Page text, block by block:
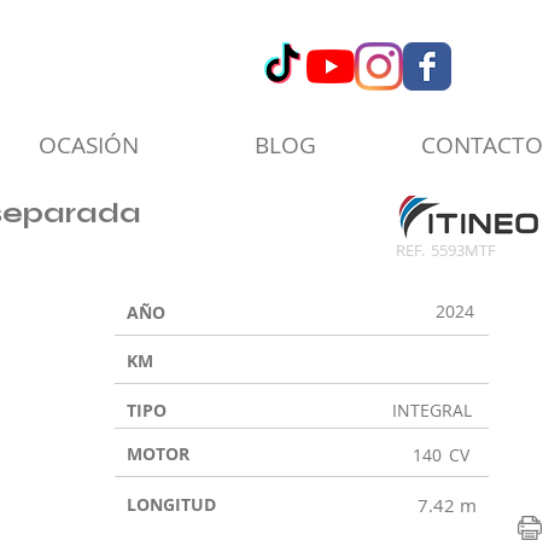
OCASIÓN BLOG CONTACTO
REF. 5593MTF
AÑO 2024
KM
TIPO
INTEGRAL
MOTOR
140 CV
LONGITUD 7.42 m